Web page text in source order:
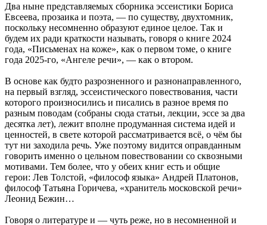
Два ныне представляемых сборника эссеистики Бориса
Евсеева, прозаика и поэта, — по существу, двухтомник,
поскольку несомненно образуют единое целое. Так и
будем их ради краткости называть, говоря о книге 2024
года, «Письменах на коже», как о первом томе, о книге
года 2025-го, «Ангеле речи», — как о втором.
В основе как будто разрозненного и разнонаправленного,
на первый взгляд, эссеистического повествования, части
которого произносились и писались в разное время по
разным поводам (собраны сюда статьи, лекции, эссе за два
десятка лет), лежит вполне продуманная система идей и
ценностей, в свете которой рассматривается всё, о чём бы
тут ни заходила речь. Уже поэтому видится оправданным
говорить именно о цельном повествовании со сквозными
мотивами. Тем более, что у обеих книг есть и общие
герои: Лев Толстой, «философ языка» Андрей Платонов,
философ Татьяна Горичева, «хранитель московской речи»
Леонид Бежин…
Говоря о литературе и — чуть реже, но в несомненной и